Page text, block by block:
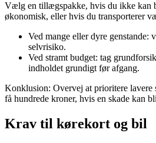
Vælg en tillægspakke, hvis du ikke kan
økonomisk, eller hvis du transporterer
Ved mange eller dyre genstande:
selvrisiko.
Ved stramt budget: tag
indholdet grundigt før afgang.
Konklusion: Overvej at prioritere lavere
få hundrede kroner, hvis en skade kan
Krav til kørekort og bil